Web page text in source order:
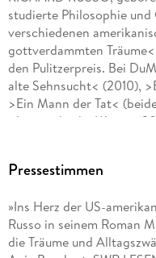
studierte Philosophie
verschiedenen
gottverdammten
den Pulitzerpreis. Bei
alte Sehnsucht< (2010),
>Ein Mann der Tat<
>Immergleiche Wege<
Pressestimmen
»Ins Herz der US-
Russo in seinem Roman
die Träume und